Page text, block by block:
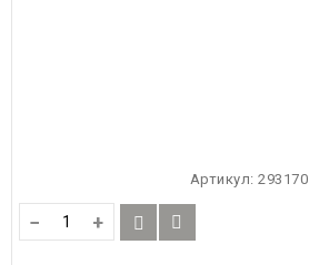
Артикул:293170
− +